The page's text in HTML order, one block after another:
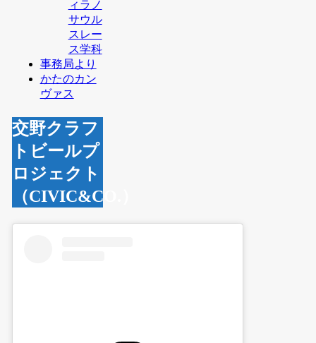
ィラノ
サウル
スレー
ス学科
事務局より
かたのカン
ヴァス
交野クラフ
トビールプ
ロジェクト
（CIVIC&CO.）